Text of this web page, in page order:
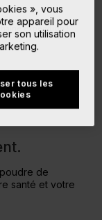
expédition !
de
santé et votre
», vous
appareil pour
son utilisation
tous les